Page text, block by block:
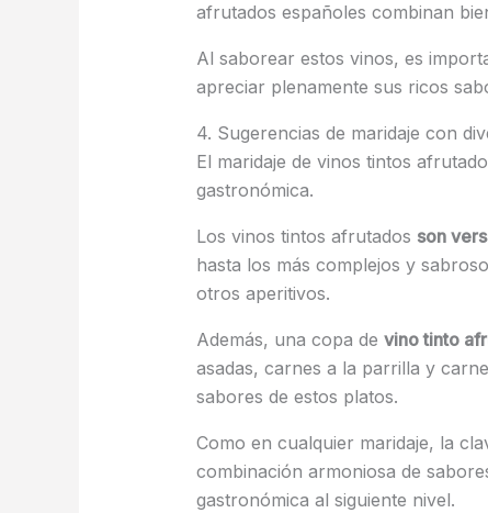
afrutados españoles combinan
Al saborear estos vinos, es
apreciar plenamente sus ricos
4. Sugerencias de maridaje con
El maridaje de vinos tintos
gastronómica.
Los vinos tintos afrutados son
hasta los más complejos y
otros aperitivos.
Además, una copa de vino tinto
asadas, carnes a la parrilla y
sabores de estos platos.
Como en cualquier maridaje, la
combinación armoniosa de
gastronómica al siguiente nivel.